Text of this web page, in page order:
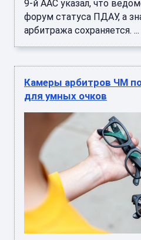
9-й ААС указал, что
форум статуса ПДАУ, а
арбитража сохраняется. ...
Камеры арбитров ЧМ
для умных очков